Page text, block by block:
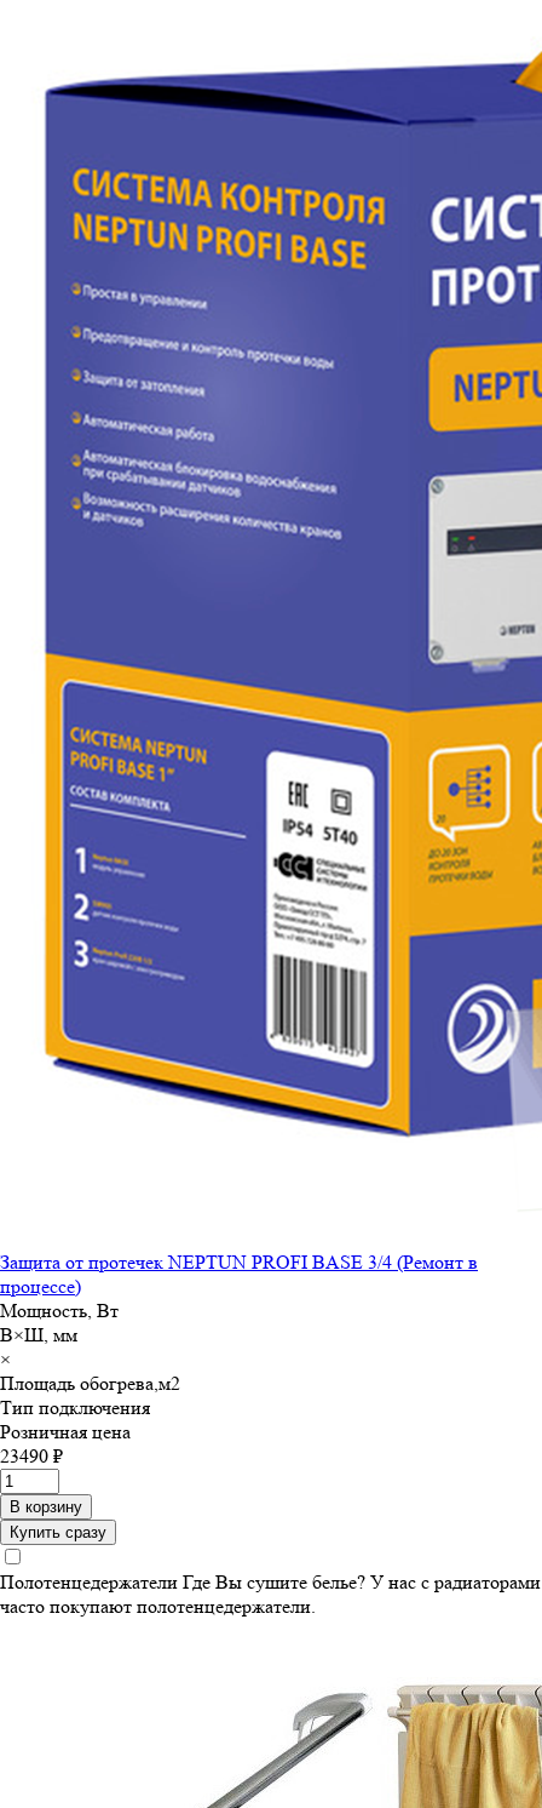
Защита от протечек NEPTUN PROFI BASE 3/4 (Ремонт в
процессе)
Мощность, Вт
В×Ш, мм
×
Площадь обогрева,м2
Тип подключения
Розничная цена
23490 ₽
В корзину
Купить сразу
Полотенцедержатели Где Вы сушите белье? У нас с радиаторами
часто покупают полотенцедержатели.